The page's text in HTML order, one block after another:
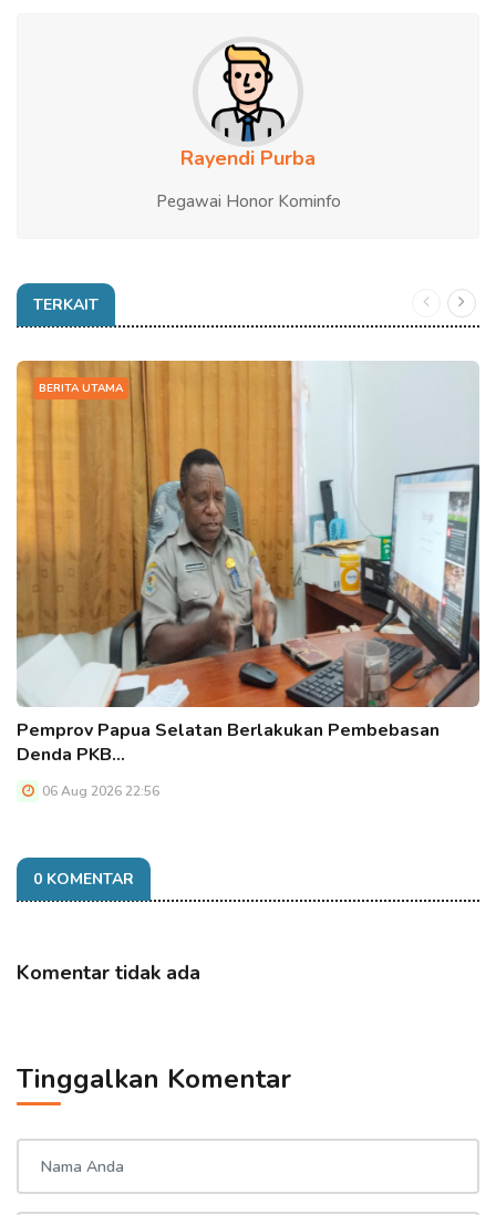
Rayendi Purba
Pegawai Honor Kominfo
TERKAIT
BERITA UTAMA
Pemprov Papua Selatan Berlakukan Pembebasan
Denda PKB…
06 Aug 2026 22:56
0 KOMENTAR
Komentar tidak ada
Tinggalkan Komentar